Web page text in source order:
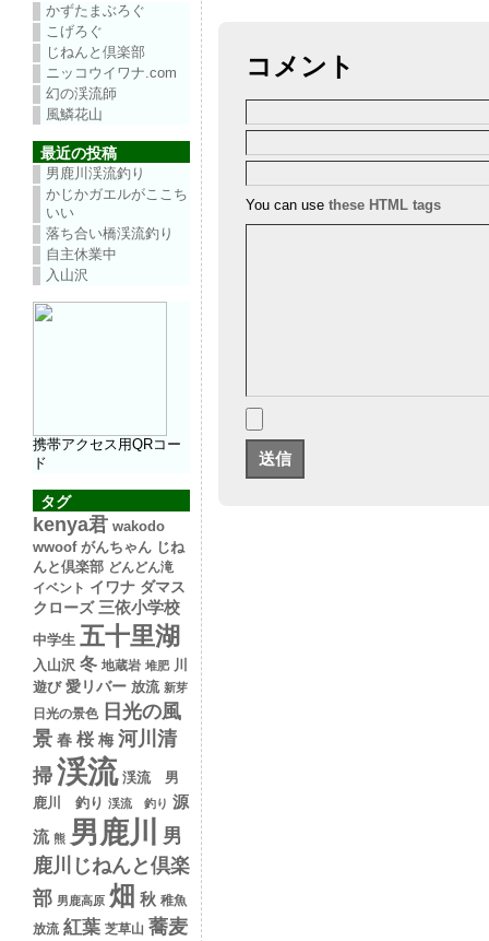
かずたまぶろぐ
こげろぐ
じねんと倶楽部
ニッコウイワナ.com
幻の渓流師
風鱗花山
最近の投稿
男鹿川渓流釣り
かじかガエルがここち
いい
落ち合い橋渓流釣り
自主休業中
入山沢
携帯アクセス用QRコー
ド
タグ
kenya君 wakodo
wwoof がんちゃん じね
んと倶楽部 どんどん滝
イベント イワナ ダマス
クローズ 三依小学校
中学生 五十里湖
入山沢 冬 地蔵岩 堆肥 川
遊び 愛リバー 放流 新芽
日光の景色
日光の風
景 春 桜 梅 河川清
掃渓流 渓流 男
鹿川 釣り 渓流 釣り 源
流 熊 男鹿川
男
鹿川じねんと倶楽
部 男鹿高原 畑 秋 稚魚
放流 紅葉 芝草山 蕎麦
コメント
You can use these HTML tags